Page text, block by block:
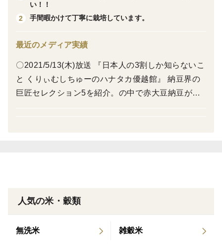
ご飯としてお米の食感を邪魔することもない仕上がりに
す。
押麦のようなムチムチ感がお好きな方は、炊き上がりの
かき混ぜるタイミングで混ぜ入れて5分くらい蒸らして
からいただくと、しっかりとした食感に。
い！！
2
手間暇かけて丁寧に栽培しています。
最近のメディア実績
〇2021/5/13(木)放送 『日本人の3割しか知らないこ
と くりぃむしちゅーのハナタカ優越館』 納豆界の
巨匠セレクション5を紹介。の中で赤大豆納豆が紹
人気の米・穀類
無洗米 雑穀米